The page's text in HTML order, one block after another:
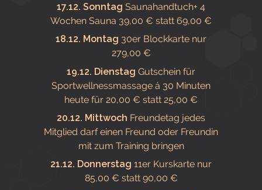
17.12. Sonntag Saunahandtuch+ 4
Wochen Sauna 39,00 € statt 69,00 €
18.12. Montag 30er Blockkarte nur
279,00 €
19.12. Dienstag Gutschein für
Sportwellnessmassage á 30 Minuten
heute für 20,00 € statt 25,00 €
20.12. Mittwoch Freundetag jedes
Mitglied darf einen Freund oder Freundin
mit zum Training bringen
21.12. Donnerstag 11er Kurskarte nur
85,00 € statt 90,00 €